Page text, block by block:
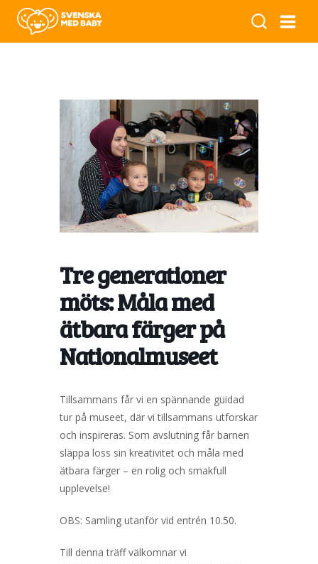
Tre generationer
möts: Måla med
ätbara färger på
Nationalmuseet
Tillsammans får vi en spännande guidad
tur på museet, där vi tillsammans utforskar
och inspireras. Som avslutning får barnen
släppa loss sin kreativitet och måla med
ätbara färger – en rolig och smakfull
upplevelse!
OBS: Samling utanför vid entrén 10.50.
Till denna träff välkomnar vi